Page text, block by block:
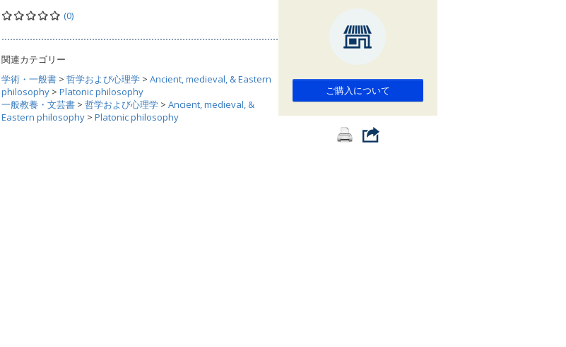
(0)
関連カテゴリー
学術・一般書 > 哲学および心理学 > Ancient, medieval, & Eastern
philosophy > Platonic philosophy
一般教養・文芸書 > 哲学および心理学 > Ancient, medieval, &
Eastern philosophy > Platonic philosophy
ご購入について